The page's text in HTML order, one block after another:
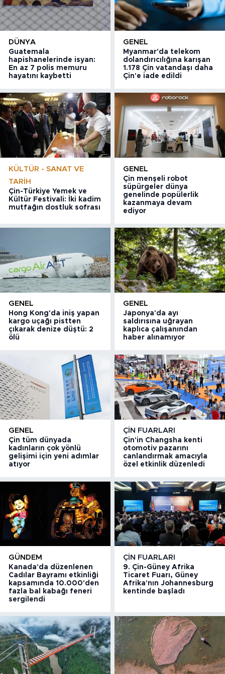
DÜNYA
Guatemala
hapishanelerinde isyan:
En az 7 polis memuru
hayatını kaybetti
GENEL
Myanmar'da telekom
dolandırıcılığına karışan
1.178 Çin vatandaşı daha
Çin'e iade edildi
KÜLTÜR - SANAT VE
TARIH
Çin-Türkiye Yemek ve
Kültür Festivali: İki kadim
mutfağın dostluk sofrası
GENEL
Çin menşeli robot
süpürgeler dünya
genelinde popülerlik
kazanmaya devam
ediyor
GENEL
Hong Kong'da iniş yapan
kargo uçağı pistten
çıkarak denize düştü: 2
ölü
GENEL
Japonya'da ayı
saldırısına uğrayan
kaplıca çalışanından
haber alınamıyor
GENEL
Çin tüm dünyada
kadınların çok yönlü
gelişimi için yeni adımlar
atıyor
ÇIN FUARLARI
Çin'in Changsha kenti
otomotiv pazarını
canlandırmak amacıyla
özel etkinlik düzenledi
GÜNDEM
Kanada'da düzenlenen
Cadılar Bayramı etkinliği
kapsamında 10.000'den
fazla bal kabağı feneri
sergilendi
ÇIN FUARLARI
9. Çin-Güney Afrika
Ticaret Fuarı, Güney
Afrika'nın Johannesburg
kentinde başladı